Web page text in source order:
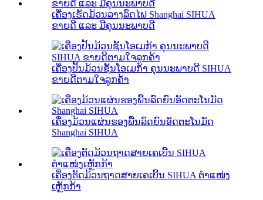
ເຄື່ອງເຮັດມ້ວນລາງລົດໄຟ Shanghai SIHUA
ຂາຍດີ ແລະ ມີຄຸນນະພາບດີ
ເຄື່ອງປັ້ນມ້ວນຊັ້ນໂອເມກ້າ ຄຸນນະພາບດີ SIHUA
ຂາຍດີຕາມໃຈລູກຄ້າ
ເຄື່ອງມ້ວນແຜ່ນຮອງພື້ນລົດຍົນອັດຕະໂນມັດ
Shanghai SIHUA
ເຄື່ອງຕັດມ້ວນຖາດສາຍເຄເບີ້ນ SIHUA ຕຳແໜ່ງ
ເຫຼັກກ້າ